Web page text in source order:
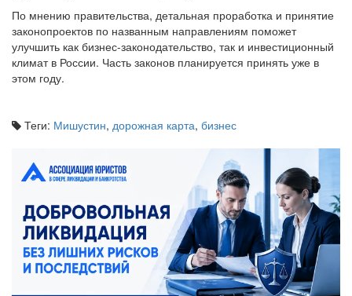
По мнению правительства, детальная проработка и принятие
законопроектов по названным направлениям поможет
улучшить как бизнес-законодательство, так и инвестиционный
климат в России. Часть законов планируется принять уже в
этом году.
Теги: Мишустин, дорожная карта, бизнес